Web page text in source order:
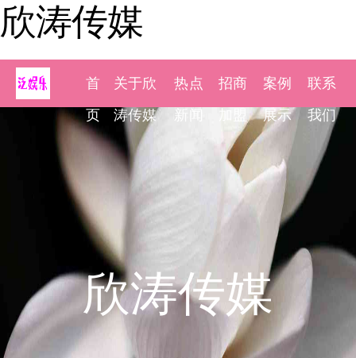
欣涛传媒
首
页
关于欣
涛传媒
热点
新闻
招商
加盟
案例
展示
联系
我们
欣涛传媒